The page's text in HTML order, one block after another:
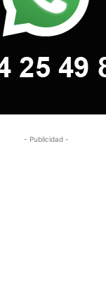
- Publicidad -